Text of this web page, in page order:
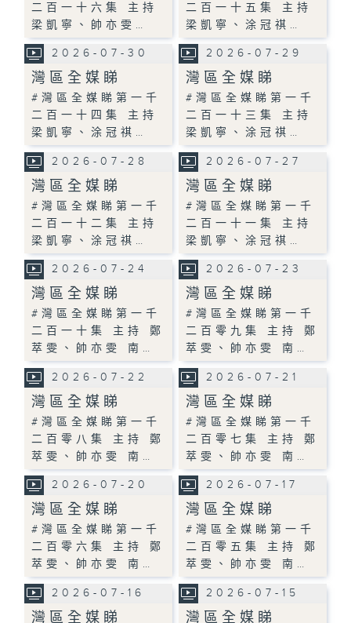
二百一十六集 主持
梁凱寧、帥亦雯…
二百一十五集 主持
梁凱寧、涂冠祺…
2026-07-30
灣區全媒睇
#灣區全媒睇第一千
二百一十四集 主持
梁凱寧、涂冠祺…
2026-07-29
灣區全媒睇
#灣區全媒睇第一千
二百一十三集 主持
梁凱寧、涂冠祺…
2026-07-28
灣區全媒睇
#灣區全媒睇第一千
二百一十二集 主持
梁凱寧、涂冠祺…
2026-07-27
灣區全媒睇
#灣區全媒睇第一千
二百一十一集 主持
梁凱寧、涂冠祺…
2026-07-24
灣區全媒睇
#灣區全媒睇第一千
二百一十集 主持 鄭
萃雯、帥亦雯 南…
2026-07-23
灣區全媒睇
#灣區全媒睇第一千
二百零九集 主持 鄭
萃雯、帥亦雯 南…
2026-07-22
灣區全媒睇
#灣區全媒睇第一千
二百零八集 主持 鄭
萃雯、帥亦雯 南…
2026-07-21
灣區全媒睇
#灣區全媒睇第一千
二百零七集 主持 鄭
萃雯、帥亦雯 南…
2026-07-20
灣區全媒睇
#灣區全媒睇第一千
二百零六集 主持 鄭
萃雯、帥亦雯 南…
2026-07-17
灣區全媒睇
#灣區全媒睇第一千
二百零五集 主持 鄭
萃雯、帥亦雯 南…
2026-07-16
灣區全媒睇
2026-07-15
灣區全媒睇